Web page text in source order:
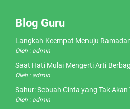
Blog Guru
Langkah Keempat Menuju
Oleh : admin
Saat Hati Mulai Mengerti Arti
Oleh : admin
Sahur: Sebuah Cinta yang Tak
Oleh : admin